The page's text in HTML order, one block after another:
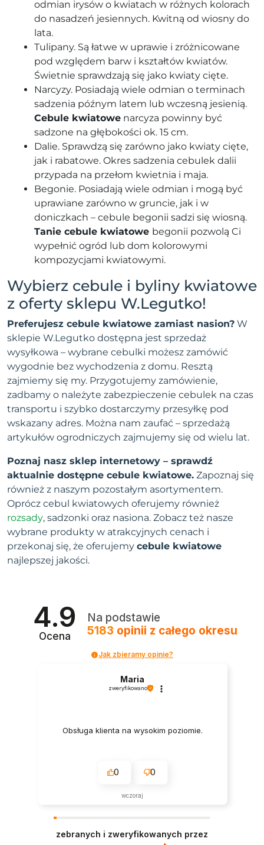
odmian irysów o kwiatach w różnych kolorach
do nasadzeń jesiennych. Kwitną od wiosny do
lata.
Tulipany. Są łatwe w uprawie i zróżnicowane
pod względem barw i kształtów kwiatów.
Świetnie sprawdzają się jako kwiaty cięte.
Narcyzy. Posiadają wiele odmian o terminach
sadzenia późnym latem lub wczesną jesienią.
Cebule kwiatowe narcyza powinny być
sadzone na głębokości ok. 15 cm.
Dalie. Sprawdzą się zarówno jako kwiaty cięte,
jak i rabatowe. Okres sadzenia cebulek dalii
przypada na przełom kwietnia i maja.
Begonie. Posiadają wiele odmian i mogą być
uprawiane zarówno w gruncie, jak i w
doniczkach – cebule begonii sadzi się wiosną.
Tanie cebule kwiatowe begonii pozwolą Ci
wypełnić ogród lub dom kolorowymi
kompozycjami kwiatowymi.
Wybierz cebule i byliny kwiatowe
z oferty sklepu W.Legutko!
Preferujesz cebule kwiatowe zamiast nasion? W
sklepie W.Legutko dostępna jest sprzedaż
wysyłkowa – wybrane cebulki możesz zamówić
wygodnie bez wychodzenia z domu. Resztą
zajmiemy się my. Przygotujemy zamówienie,
zadbamy o należyte zabezpieczenie cebulek na czas
transportu i szybko dostarczymy przesyłkę pod
wskazany adres. Można nam zaufać – sprzedażą
artykułów ogrodniczych zajmujemy się od wielu lat.
Poznaj nasz sklep internetowy – sprawdź
aktualnie dostępne cebule kwiatowe. Zapoznaj się
również z naszym pozostałym asortymentem.
Oprócz cebul kwiatowych oferujemy również
rozsady, sadzonki oraz nasiona. Zobacz też nasze
wybrane produkty w atrakcyjnych cenach i
przekonaj się, że oferujemy cebule kwiatowe
najlepszej jakości.
4.9
Ocena
Na podstawie
5183 opinii z całego okresu
Jak zbieramy opinie?
Maria
zweryfikowano
Obsługa klienta na wysokim poziomie.
0 0
wczoraj
zebranych i zweryfikowanych przez